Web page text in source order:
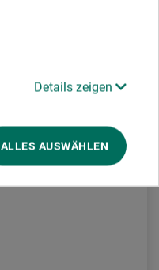
Details zeigen
ALLES AUSWÄHLEN